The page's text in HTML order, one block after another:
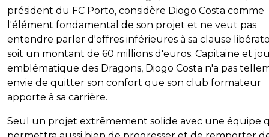
président du FC Porto, considère Diogo Costa comme
l'élément fondamental de son projet et ne veut pas
entendre parler d'offres inférieures à sa clause
soit un montant de 60 millions d'euros. Capitaine et
emblématique des Dragons, Diogo Costa n'a pas
envie de quitter son confort que son club formateur
apporte à sa carrière.
Seul un projet extrêmement solide avec une équipe